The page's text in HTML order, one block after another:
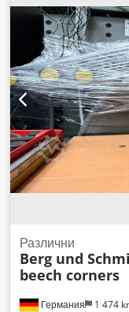
Правоъгълно
надясно Кръгло
290x70 мм
обхват на масата
ръчно управление
Германия 1 474
Различни
Berg und
beech corners